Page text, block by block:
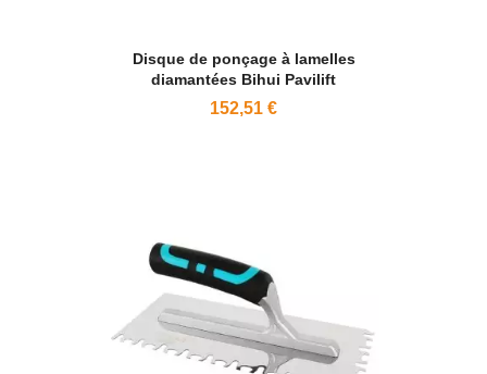
Disque de ponçage à lamelles
diamantées Bihui Pavilift
152,51 €